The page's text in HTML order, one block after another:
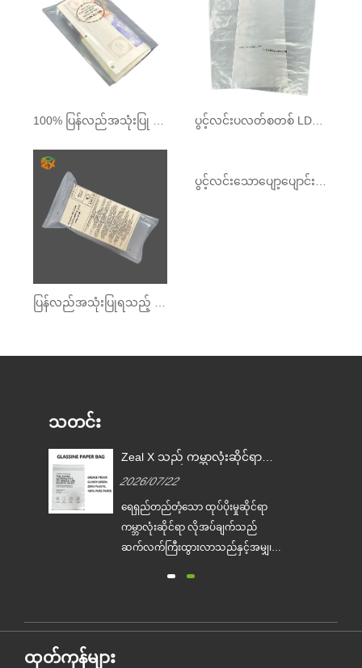
100% ပြန်လည်အသုံးပြု LDPE အိတ် ပွင့်လင်းပလတ်စတစ် LDPE အိတ်များ
သတင်း
တစ်
Zeal X သည် ကမ္ဘာလုံးဆိုင်ရာ
သုံး ပလတ်စတစ်ထုပ်ပိုးခြင်းကို
အစားထိုးရာတွင် ကူညီရန်အတွက်
စိတ်ကြိုက် Glassine စက္ကူအိတ်
များကို စတင်ထုတ်လုပ်ခဲ့သည်
2026/07/22
ရေရှည်တည်တံ့သော ထုပ်ပိုးမှုဆိုင်ရာ
ကမ္ဘာလုံးဆိုင်ရာ လိုအပ်ချက်သည်
ဆက်လက်ကြီးထွားလာသည်နှင့်အမျှ၊ ပ
Glassine Paper Bag စီးရီးကို တရားဝင်
ထုတ်ကုန်များ